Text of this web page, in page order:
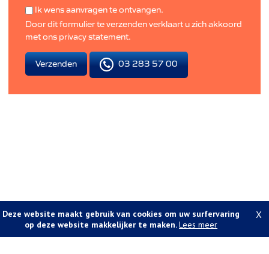
Deze website maakt gebruik van cookies om uw surfervaring
op deze website makkelijker te maken.Lees meer
X
Ik wens aanvragen te ontvangen.
Door dit formulier te verzenden verklaart u zich akkoord
met ons privacy statement.
Verzenden 03 283 57 00